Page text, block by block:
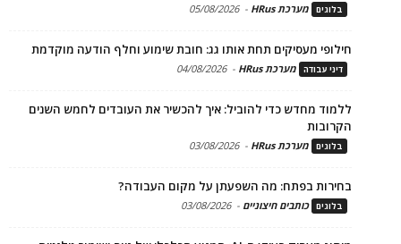
בלוגים מערכת HRus -
05/08/2026
חילופי מעסיקים תחת אותו גג: חובת שימוע וחלף הודעה מוקדמת
דיני עבודה מערכת HRus -
04/08/2026
ללמוד מחדש כדי להוביל: איך להכשיר את העובדים לחמש השנים
הקרובות
בלוגים מערכת HRus -
03/08/2026
בחירות בפתח: מה השפעתן על מקום העבודה?
בלוגים כותבים חיצוניים -
03/08/2026